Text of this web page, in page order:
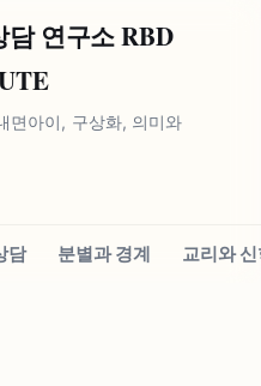
연구소 RBD
면아이, 구상화, 의미와
담 분별과 경계 교리와